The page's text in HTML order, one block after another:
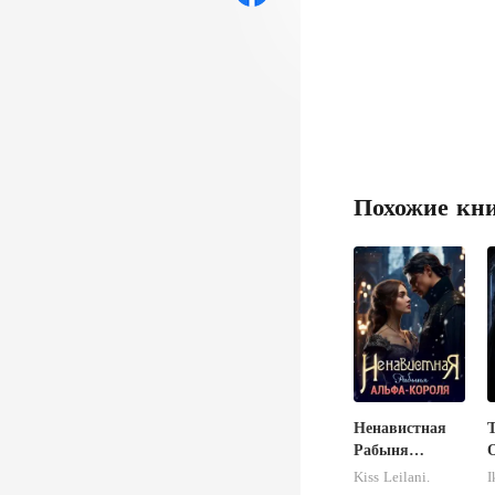
Похожие
Ненавистная
Рабыня
Альфа-Короля
Kiss Leilani.